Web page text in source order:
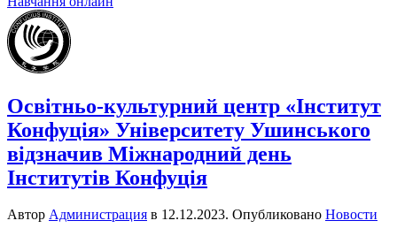
Освітньо-культурний центр «Інститут
Конфуція» Університету Ушинського
відзначив Міжнародний день
Інститутів Конфуція
Автор Администрация в 12.12.2023. Опубликовано Новости